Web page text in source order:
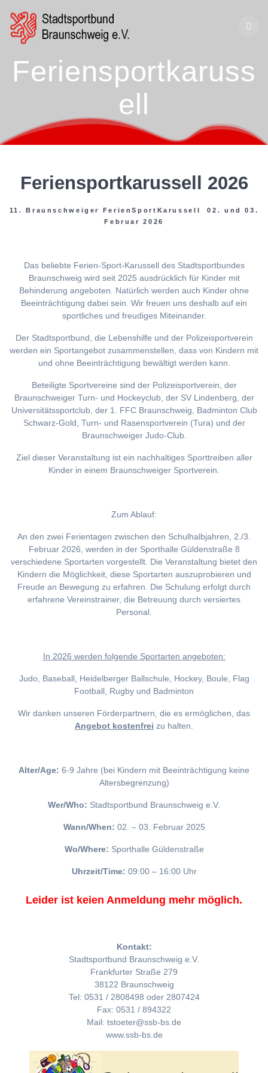
Feriensportkaruss
ell
Feriensportkarussell 2026
11. Braunschweiger FerienSportKarussell 02. und 03.
Februar 2026
Das beliebte Ferien-Sport-Karussell des Stadtsportbundes
Braunschweig wird seit 2025 ausdrücklich für Kinder mit
Behinderung angeboten. Natürlich werden auch Kinder ohne
Beeinträchtigung dabei sein. Wir freuen uns deshalb auf ein
sportliches und freudiges Miteinander.
Der Stadtsportbund, die Lebenshilfe und der Polizeisportverein
werden ein Sportangebot zusammenstellen, dass von Kindern mit
und ohne Beeinträchtigung bewältigt werden kann.
Beteiligte Sportvereine sind der Polizeisportverein, der
Braunschweiger Turn- und Hockeyclub, der SV Lindenberg, der
Universitätssportclub, der 1. FFC Braunschweig, Badminton Club
Schwarz-Gold, Turn- und Rasensportverein (Tura) und der
Braunschweiger Judo-Club.
Ziel dieser Veranstaltung ist ein nachhaltiges Sporttreiben aller
Kinder in einem Braunschweiger Sportverein.
Zum Ablauf:
An den zwei Ferientagen zwischen den Schulhalbjahren, 2./3.
Februar 2026, werden in der Sporthalle Güldenstraße 8
verschiedene Sportarten vorgestellt. Die Veranstaltung bietet den
Kindern die Möglichkeit, diese Sportarten auszuprobieren und
Freude an Bewegung zu erfahren. Die Schulung erfolgt durch
erfahrene Vereinstrainer, die Betreuung durch versiertes
Personal.
In 2026 werden folgende Sportarten angeboten:
Judo, Baseball, Heidelberger Ballschule, Hockey, Boule, Flag
Football, Rugby und Badminton
Wir danken unseren Förderpartnern, die es ermöglichen, das
Angebot kostenfrei zu halten.
Alter/Age: 6-9 Jahre (bei Kindern mit Beeinträchtigung keine
Altersbegrenzung)
Wer/Who: Stadtsportbund Braunschweig e.V.
Wann/When: 02. – 03. Februar 2025
Wo/Where: Sporthalle Güldenstraße
Uhrzeit/Time: 09:00 – 16:00 Uhr
Leider ist keien Anmeldung mehr möglich.
Kontakt:
Stadtsportbund Braunschweig e.V.
Frankfurter Straße 279
38122 Braunschweig
Tel: 0531 / 2808498 oder 2807424
Fax: 0531 / 894322
Mail: tstoeter@ssb-bs.de
www.ssb-bs.de